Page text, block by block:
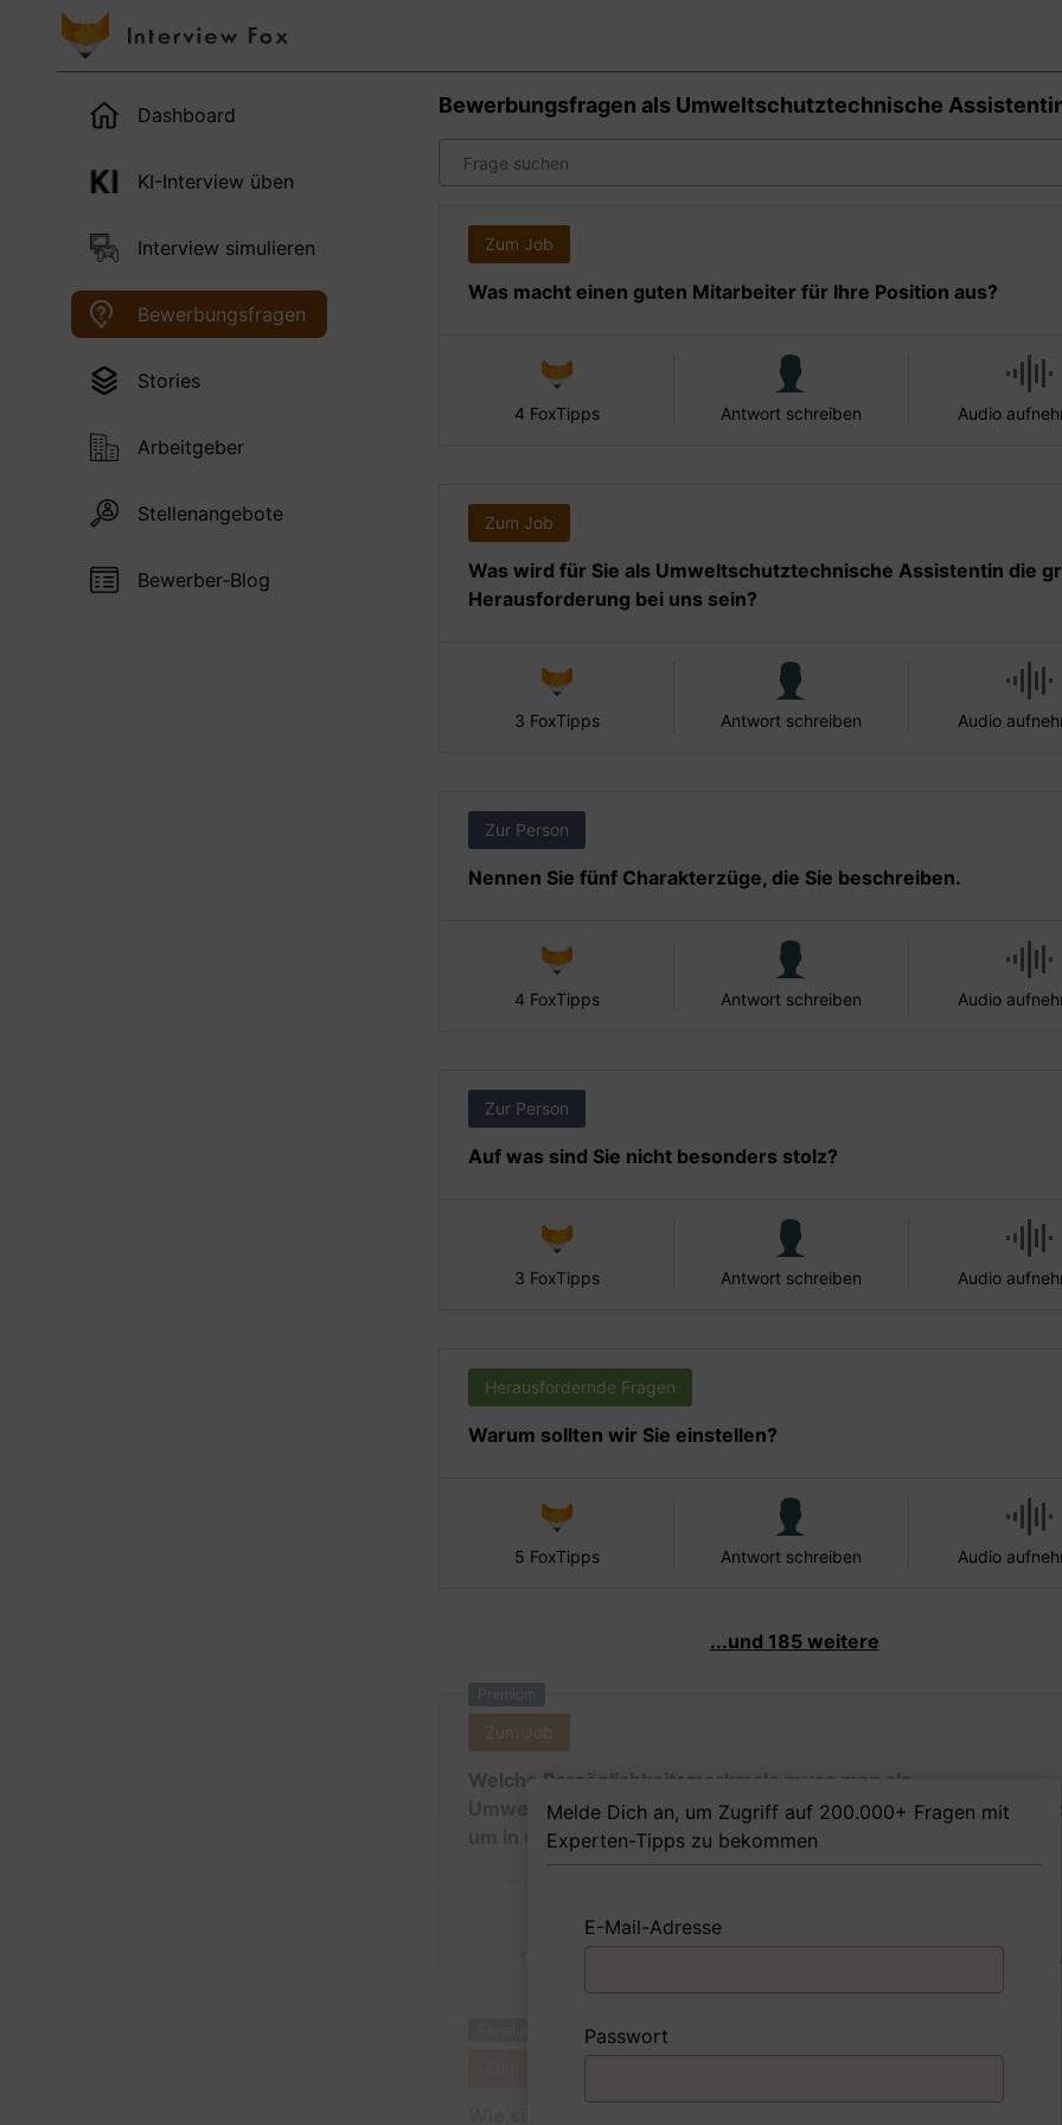
Dashboard
KI-Interview üben
Interview simulieren
Bewerbungsfragen
Stories
Arbeitgeber
Stellenangebote
Bewerber-Blog
Bewerbungsfragen als Umweltschutztechnische
Zum Job
Was macht einen guten Mitarbeiter für Ihre Position aus?
4 FoxTipps Antwort schreiben Audio
Zum Job
Was wird für Sie als Umweltschutztechnische Assistentin die
Herausforderung bei uns sein?
3 FoxTipps Antwort schreiben Audio
Zur Person
Nennen Sie fünf Charakterzüge, die Sie beschreiben.
4 FoxTipps Antwort schreiben Audio
Zur Person
Auf was sind Sie nicht besonders stolz?
3 FoxTipps Antwort schreiben Audio
Herausfordernde Fragen
Warum sollten wir Sie einstellen?
5 FoxTipps Antwort schreiben Audio
...und 185 weitere
Premium
Zum Job
Welche Persönlichkeitsmerkmale muss man als
Umweltschutztechnische Assistentin Ihrer Meinung nach
um in dem Job erfolgreich zu sein?
Melde Dich an, um Zugriff auf 200.000+ Fragen mit
Experten-Tipps zu bekommen
E-Mail-Adresse
Passwort